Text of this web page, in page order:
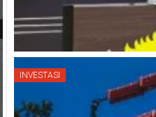
INVESTASI